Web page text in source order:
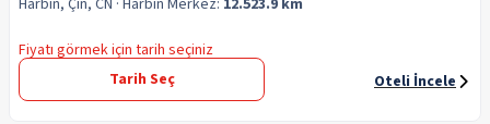
Harbin, Çin, CN · Harbin Merkez: 12.523.9 km
Fiyatı görmek için tarih seçiniz
Tarih Seç
Oteli İncele